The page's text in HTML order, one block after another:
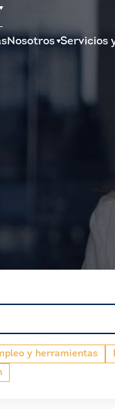
Nosotros Servicios
y herramientas